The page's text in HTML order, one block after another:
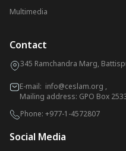
Multimedia
Contact
345 Ramchandra Marg,
E-mail: info@ceslam.org ,
Mailing address: GPO Box
Phone: +977-1-4572807
Social Media